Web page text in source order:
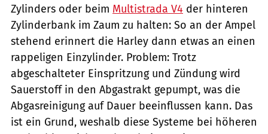
Zylinders oder beim Multistrada V4 der hinteren
Zylinderbank im Zaum zu halten: So an der Ampel
stehend erinnert die Harley dann etwas an einen
rappeligen Einzylinder. Problem: Trotz
abgeschalteter Einspritzung und Zündung wird
Sauerstoff in den Abgastrakt gepumpt, was die
Abgasreinigung auf Dauer beeinflussen kann. Das
ist ein Grund, weshalb diese Systeme bei höheren